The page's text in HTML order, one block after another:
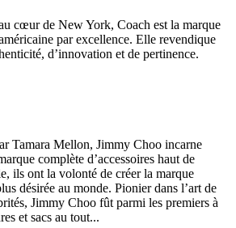
cœur de New York, Coach est la marque
par excellence. Elle revendique
d’innovation et de pertinence.
Tamara Mellon, Jimmy Choo incarne
complète d’accessoires haut de
ils ont la volonté de créer la marque
désirée au monde. Pionier dans l’art de
Jimmy Choo fût parmi les premiers à
et sacs au tout...